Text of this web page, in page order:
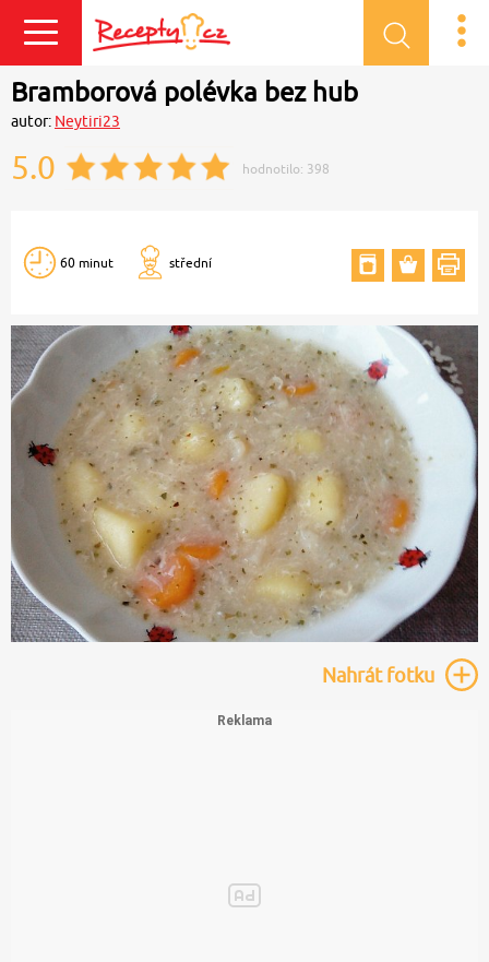
Přihlásit se
Bramborová polévka bez hub
autor: Neytiri23
5.0 hodnotilo: 398
60 minut střední
Nahrátfotku